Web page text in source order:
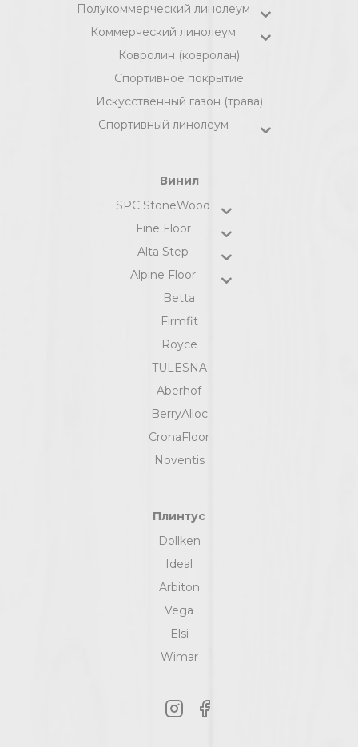
Полукоммерческий линолеум
Коммерческий линолеум
Ковролин (ковролан)
Спортивное покрытие
Искусственный газон (трава)
Спортивный линолеум
Винил
SPC StoneWood
Fine Floor
Alta Step
Alpine Floor
Betta
Firmfit
Royce
TULESNA
Aberhof
BerryAlloc
CronaFloor
Noventis
Плинтус
Dollken
Ideal
Arbiton
Vega
Elsi
Wimar